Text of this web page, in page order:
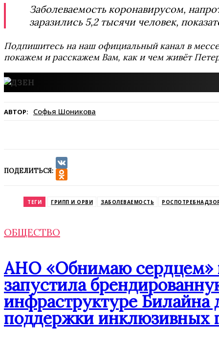
Заболеваемость коронавирусом,
заразились 5,2 тысячи человек,
Подпишитесь на наш официальный канал в
покажем и расскажем Вам, как и чем живёт
АВТОР: Софья Шоникова
ПОДЕЛИТЬСЯ:
VK
ТЕГИ ГРИПП И ОРВИ ЗАБОЛЕВАЕМОСТЬ
ОБЩЕСТВО
АНО «Обнимаю сердцем»
запустила
инфраструктуре Билайна
поддержки инклюзивных